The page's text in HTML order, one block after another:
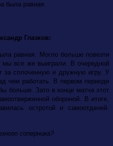
была равная.
Глазков:
равная. Могло больше повезти
мы все же выиграли. В очередной
за сплоченную и дружную игру. У
чем работать. В первом периоде
больше. Зато в конце матча этот
обороной. В итоге,
остротой и самоотдачей.
соперника?